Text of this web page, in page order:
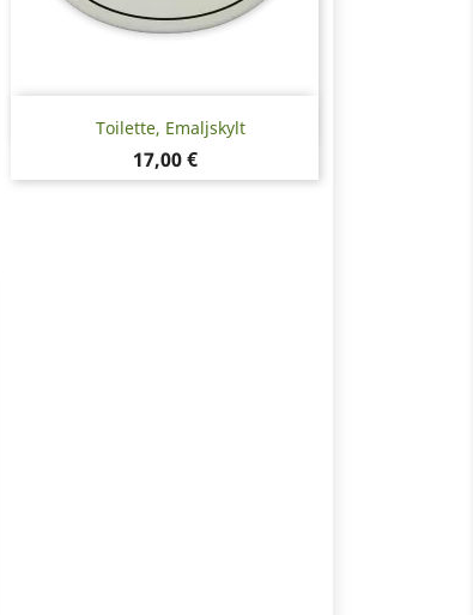
Toilette, Emaljskylt
Pris
17,00 €
Snabbvy